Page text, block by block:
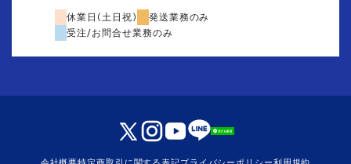
休業日(土日祝)
発送業務のみ
受注/お問合せ業務のみ